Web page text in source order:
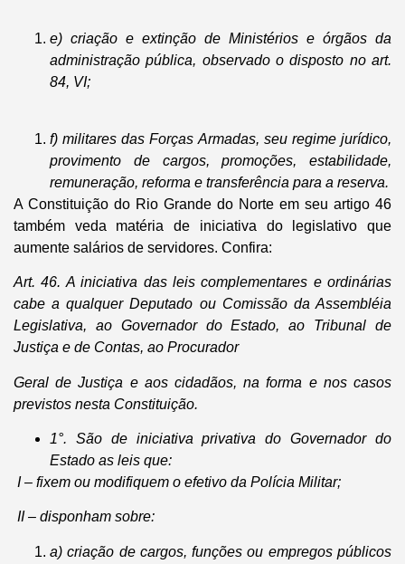
e) criação e extinção de Ministérios e órgãos da
administração pública, observado o disposto no art.
84, VI;
f) militares das Forças Armadas, seu regime jurídico,
provimento de cargos, promoções, estabilidade,
remuneração, reforma e transferência para a reserva.
A Constituição do Rio Grande do Norte em seu artigo 46
também veda matéria de iniciativa do legislativo que
aumente salários de servidores. Confira:
Art. 46. A iniciativa das leis complementares e ordinárias
cabe a qualquer Deputado ou Comissão da Assembléia
Legislativa, ao Governador do Estado, ao Tribunal de
Justiça e de Contas, ao Procurador
Geral de Justiça e aos cidadãos, na forma e nos casos
previstos nesta Constituição.
1°. São de iniciativa privativa do Governador do
Estado as leis que:
I – fixem ou modifiquem o efetivo da Polícia Militar;
II – disponham sobre:
a) criação de cargos, funções ou empregos públicos